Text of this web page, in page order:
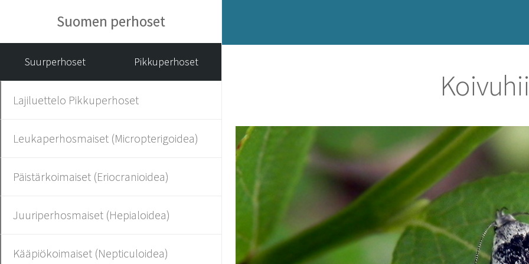
Suomen perhoset
Suurperhoset Pikkuperhoset
Lajiluettelo Pikkuperhoset
Leukaperhosmaiset (Micropterigoidea)
Päistärkoimaiset (Eriocranioidea)
Juuriperhosmaiset (Hepialoidea)
Kääpiökoimaiset (Nepticuloidea)